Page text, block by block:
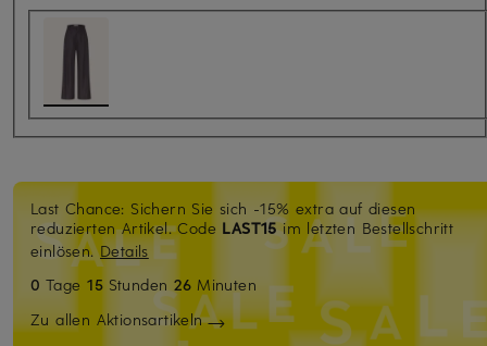
Last Chance: Sichern Sie sich -15% extra auf diesen
reduzierten Artikel. Code LAST15im letzten Bestellschritt
einlösen.Details
0 Tage15 Stunden 26 Minuten
Zu allen Aktionsartikeln